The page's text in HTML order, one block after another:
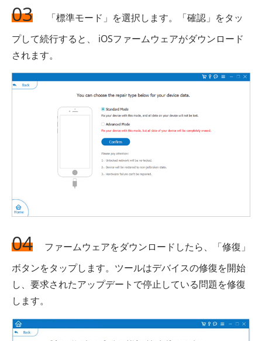
03
「標準モード」を選択します。「確認」をタッ
プして続行すると、 iOSファームウェアがダウンロード
されます。
04
ファームウェアをダウンロードしたら、「修復」
ボタンをタップします。ツールはデバイスの修復を開始
し、要求されたアップデートで停止している問題を修復
します。